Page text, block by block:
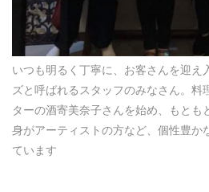
いつも明るく丁寧に、お客さんを迎え
ズと呼ばれるスタッフのみなさん。料
ターの酒寄美奈子さんを始め、もとも
身がアーティストの方など、個性豊か
ています